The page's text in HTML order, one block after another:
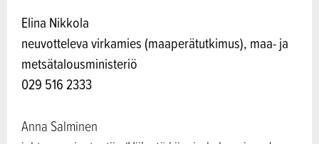
Elina Nikkola
neuvotteleva virkamies (maaperätutkimus), maa- ja
metsätalousministeriö
029 516 2333
Anna Salminen